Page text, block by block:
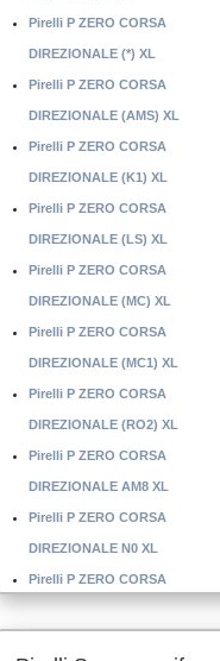
Pirelli P ZERO CORSA
DIREZIONALE (*) XL
Pirelli P ZERO CORSA
DIREZIONALE (AMS) XL
Pirelli P ZERO CORSA
DIREZIONALE (K1) XL
Pirelli P ZERO CORSA
DIREZIONALE (LS) XL
Pirelli P ZERO CORSA
DIREZIONALE (MC) XL
Pirelli P ZERO CORSA
DIREZIONALE (MC1) XL
Pirelli P ZERO CORSA
DIREZIONALE (RO2) XL
Pirelli P ZERO CORSA
DIREZIONALE AM8 XL
Pirelli P ZERO CORSA
DIREZIONALE N0 XL
Pirelli P ZERO CORSA